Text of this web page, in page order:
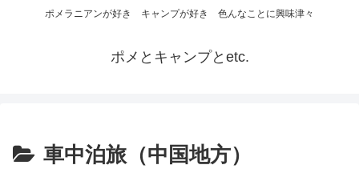
ポメラニアンが好き キャンプが好き 色んなことに興味津々
ポメとキャンプとetc.
車中泊旅（中国地方）